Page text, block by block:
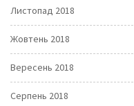
Листопад 2018
Жовтень 2018
Вересень 2018
Серпень 2018